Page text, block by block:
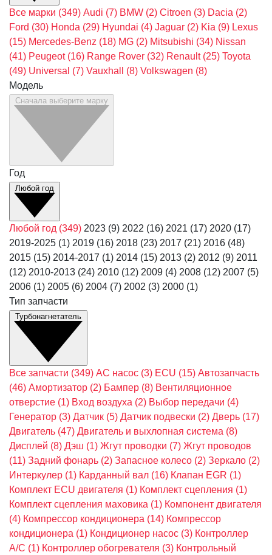
Все марки (349) Audi (7) BMW (2) Citroen (3) Dacia (2)
Ford (30) Honda (29) Hyundai (4) Jaguar (2) Kia (9) Lexus
(15) Mercedes-Benz (18) MG (2) Mitsubishi (34) Nissan
(41) Peugeot (16) Range Rover (32) Renault (25) Toyota
(49) Universal (7) Vauxhall (8) Volkswagen (8)
Модель
Сначала выберите марку
Год
Любой год
Любой год (349) 2023 (9) 2022 (16) 2021 (17) 2020 (17)
2019-2025 (1) 2019 (16) 2018 (23) 2017 (21) 2016 (48)
2015 (15) 2014-2017 (1) 2014 (15) 2013 (2) 2012 (9) 2011
(12) 2010-2013 (24) 2010 (12) 2009 (4) 2008 (12) 2007 (5)
2006 (1) 2005 (6) 2004 (7) 2002 (3) 2000 (1)
Тип запчасти
Турбонагнетатель
Все запчасти (349) AC насос (3) ECU (15) Автозапчасть
(46) Амортизатор (2) Бампер (8) Вентиляционное
отверстие (1) Вход воздуха (2) Выбор передачи (4)
Генератор (3) Датчик (5) Датчик подвески (2) Дверь (17)
Двигатель (47) Двигатель и выхлопная система (8)
Дисплей (8) Дэш (1) Жгут проводки (7) Жгут проводов
(11) Задний фонарь (2) Запасное колесо (2) Зеркало (2)
Интеркулер (1) Карданный вал (16) Клапан EGR (1)
Комплект ECU двигателя (1) Комплект сцепления (1)
Комплект сцепления маховика (1) Компонент двигателя
(4) Компрессор кондиционера (14) Компрессор
кондиционера (1) Кондиционер насос (3) Контроллер
A/C (1) Контроллер обогревателя (3) Контрольный